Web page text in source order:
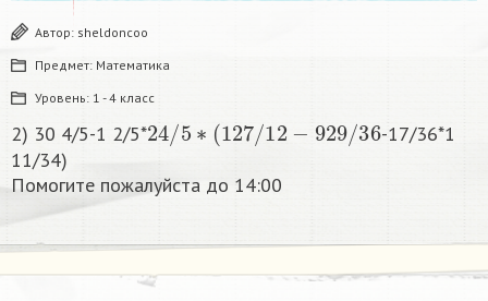
Автор: sheldoncoo
Предмет: Математика
Уровень: 1 - 4 класс
2) 30 4/5-1 2/5*
2 4 /5 127 12− 29/36
-17/36*1
11/34)
Помогите пожалуйста до 14:00​